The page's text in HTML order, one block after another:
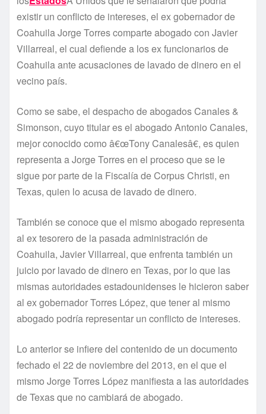
existir un conflicto de intereses, el ex gobernador de
Coahuila Jorge Torres comparte abogado con Javier
Villarreal, el cual defiende a los ex funcionarios de
Coahuila ante acusaciones de lavado de dinero en el
vecino paí­s.
Como se sabe, el despacho de abogados Canales &
Simonson, cuyo titular es el abogado Antonio Canales,
mejor conocido como â€œTony Canalesâ€, es quien
representa a Jorge Torres en el proceso que se le
sigue por parte de la Fiscalí­a de Corpus Christi, en
Texas, quien lo acusa de lavado de dinero.
También se conoce que el mismo abogado representa
al ex tesorero de la pasada administración de
Coahuila, Javier Villarreal, que enfrenta también un
juicio por lavado de dinero en Texas, por lo que las
mismas autoridades estadounidenses le hicieron saber
al ex gobernador Torres López, que tener al mismo
abogado podrí­a representar un conflicto de intereses.
Lo anterior se infiere del contenido de un documento
fechado el 22 de noviembre del 2013, en el que el
mismo Jorge Torres López manifiesta a las autoridades
de Texas que no cambiará de abogado.